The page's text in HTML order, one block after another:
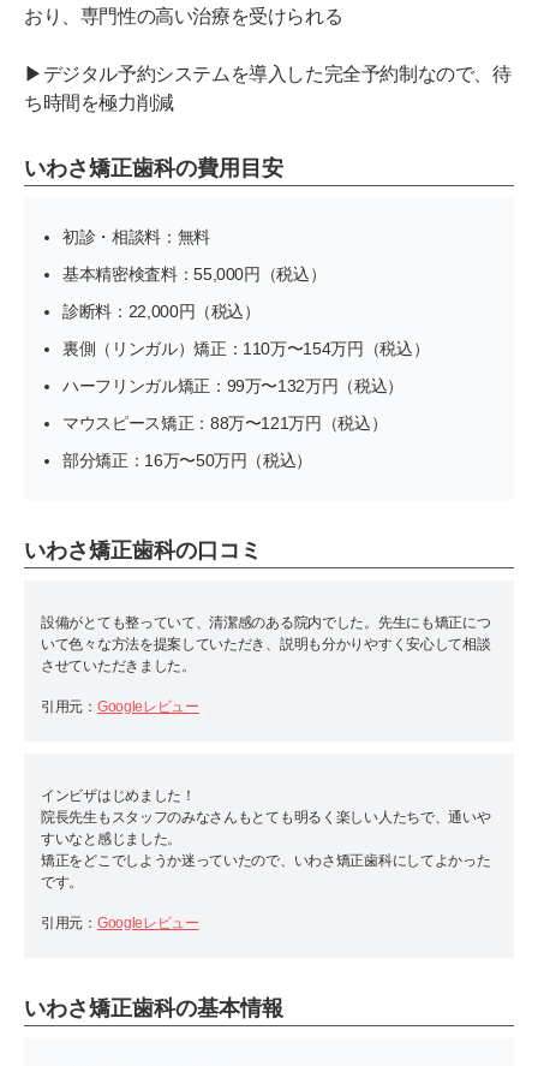
おり、専門性の高い治療を受けられる
▶デジタル予約システムを導入した完全予約制なので、待
ち時間を極力削減
いわさ矯正歯科の費用目安
初診・相談料：無料
基本精密検査料：55,000円（税込）
診断料：22,000円（税込）
裏側（リンガル）矯正：110万〜154万円（税込）
ハーフリンガル矯正：99万〜132万円（税込）
マウスピース矯正：88万〜121万円（税込）
部分矯正：16万〜50万円（税込）
いわさ矯正歯科の口コミ
設備がとても整っていて、清潔感のある院内でした。先生にも矯正につ
いて色々な方法を提案していただき、説明も分かりやすく安心して相談
させていただきました。
引用元： Googleレビュー
インビザはじめました！
院長先生もスタッフのみなさんもとても明るく楽しい人たちで、通いや
すいなと感じました。
矯正をどこでしようか迷っていたので、いわさ矯正歯科にしてよかった
です。
引用元： Googleレビュー
いわさ矯正歯科の基本情報